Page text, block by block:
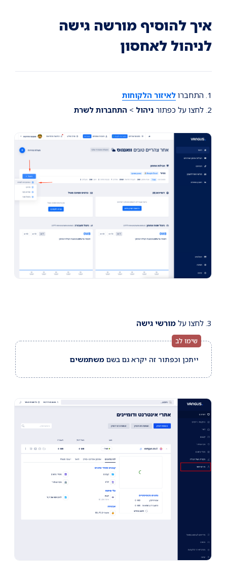
navigation
איך להוסיף מורשה גישה
לניהול לאחסון
1. התחברו
לאיזור הלקוחות
2. לחצו על כפתור
ניהול > התחברות לשרת
3. לחצו על מורשי גישה
ייתכן וכפתור זה יקרא גם בשם משתמשים